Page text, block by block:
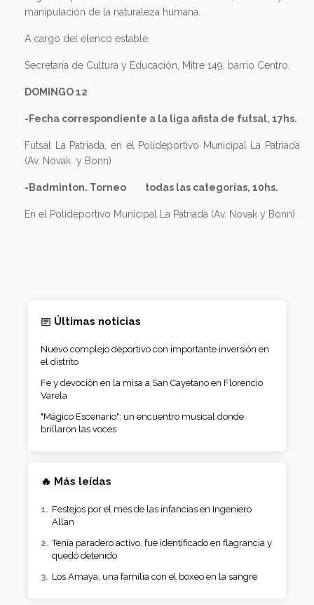
manipulación de la naturaleza humana.
A cargo del elenco estable.
Secretaría de Cultura y Educación, Mitre 149, barrio Centro.
DOMINGO 12
- Fecha correspondiente a la liga afista de futsal, 17hs.
Futsal La Patriada, en el Polideportivo Municipal La Patriada
(Av. Novak y Bonn)
-Badminton. Torneo todas las categorías, 10hs.
En el Polideportivo Municipal La Patriada (Av. Novak y Bonn).
Últimas noticias
Nuevo complejo deportivo con importante inversión en
el distrito
Fe y devoción en la misa a San Cayetano en Florencio
Varela
"Mágico Escenario": un encuentro musical donde
brillaron las voces
🔥 Más leídas
Festejos por el mes de las infancias en Ingeniero
Allan
Tenía paradero activo, fue identificado en flagrancia y
quedó detenido
Los Amaya, una familia con el boxeo en la sangre